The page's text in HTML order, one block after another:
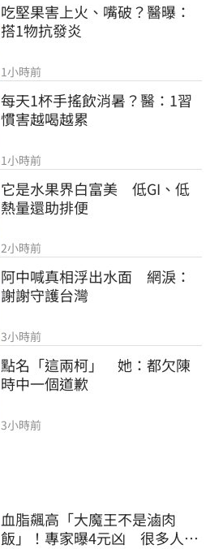
吃堅果害上火、嘴破？醫曝：
搭1物抗發炎
1小時前
每天1杯手搖飲消暑？醫：1習
慣害越喝越累
1小時前
它是水果界白富美　低GI、低
熱量還助排便
2小時前
阿中喊真相浮出水面　網淚：
謝謝守護台灣
3小時前
點名「這兩柯」　她：都欠陳
時中一個道歉
3小時前
血脂飆高「大魔王不是滷肉
飯」！專家曝4元凶 很多人天